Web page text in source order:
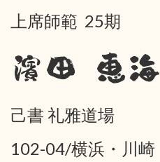
上席師範 25期
濱田 恵海
己書 礼雅道場
102-04/横浜・川崎